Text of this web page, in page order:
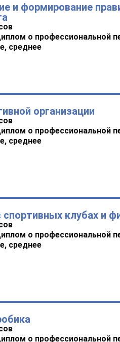
и формирование
о профессиональной
среднее
организации
о профессиональной
среднее
клубах и
о профессиональной
среднее
о профессиональной